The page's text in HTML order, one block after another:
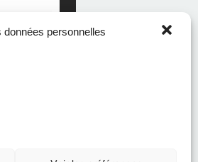
personnelles